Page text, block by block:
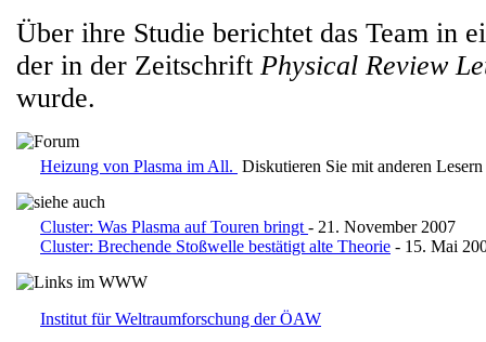
Über ihre Studie berichtet das Team in
der in der Zeitschrift Physical Review
wurde.
Heizung von Plasma im All. Diskutieren Sie mit anderen
Cluster: Was Plasma auf Touren bringt - 21. November 2007
Cluster: Brechende Stoßwelle bestätigt alte Theorie - 15. Mai
Institut für Weltraumforschung der ÖAW